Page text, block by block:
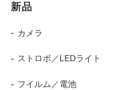
新品
カメラ
ストロボ／LEDライト
フイルム／電池